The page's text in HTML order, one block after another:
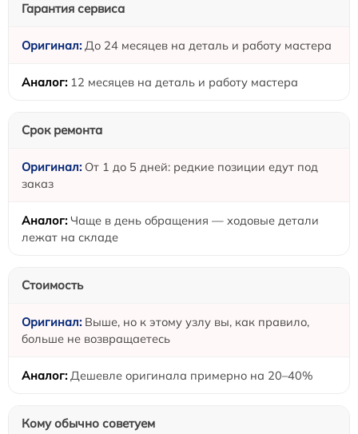
Гарантия сервиса
До 24 месяцев на деталь и работу мастера
12 месяцев на деталь и работу мастера
Срок ремонта
От 1 до 5 дней: редкие позиции едут под
заказ
Чаще в день обращения — ходовые детали
лежат на складе
Стоимость
Выше, но к этому узлу вы, как правило,
больше не возвращаетесь
Дешевле оригинала примерно на 20–40%
Кому обычно советуем